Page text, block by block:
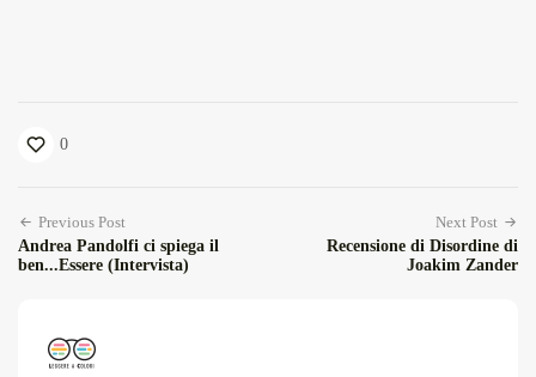
0
Previous Post
Andrea Pandolfi ci spiega il
ben...Essere (Intervista)
Next Post
Recensione di Disordine di
Joakim Zander